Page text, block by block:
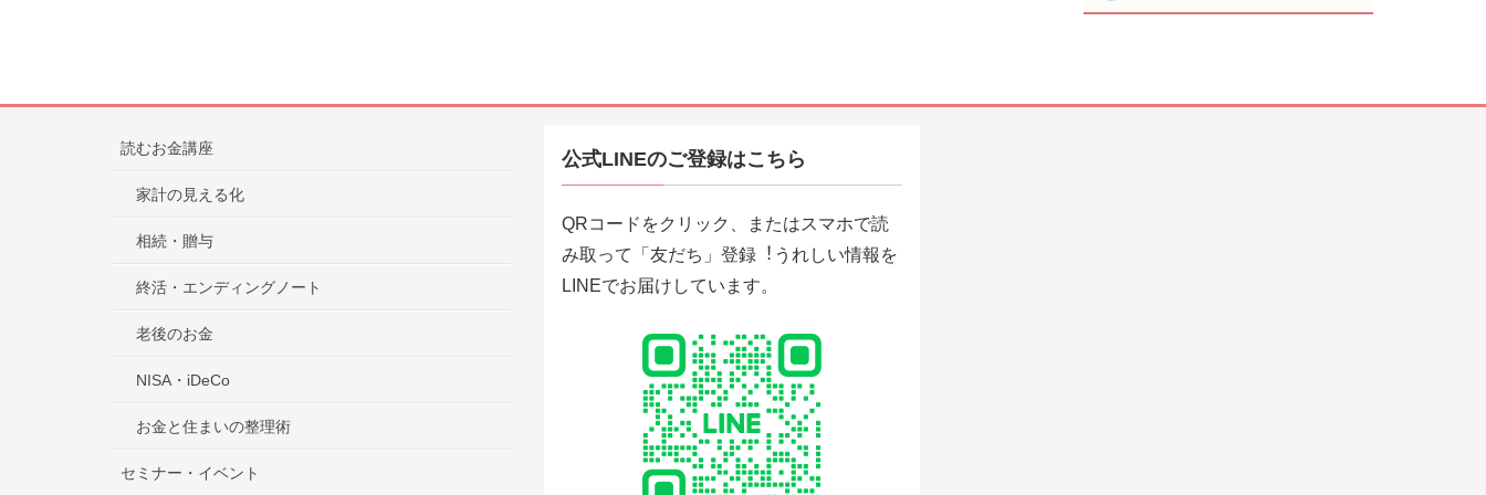
読むお金講座
家計の見える化
相続・贈与
終活・エンディングノート
老後のお金
NISA・iDeCo
お金と住まいの整理術
セミナー・イベント
公式LINEのご登録はこちら
QRコードをクリック、またはスマホで読
み取って「友だち」登録︕うれしい情報を
LINEでお届けしています。